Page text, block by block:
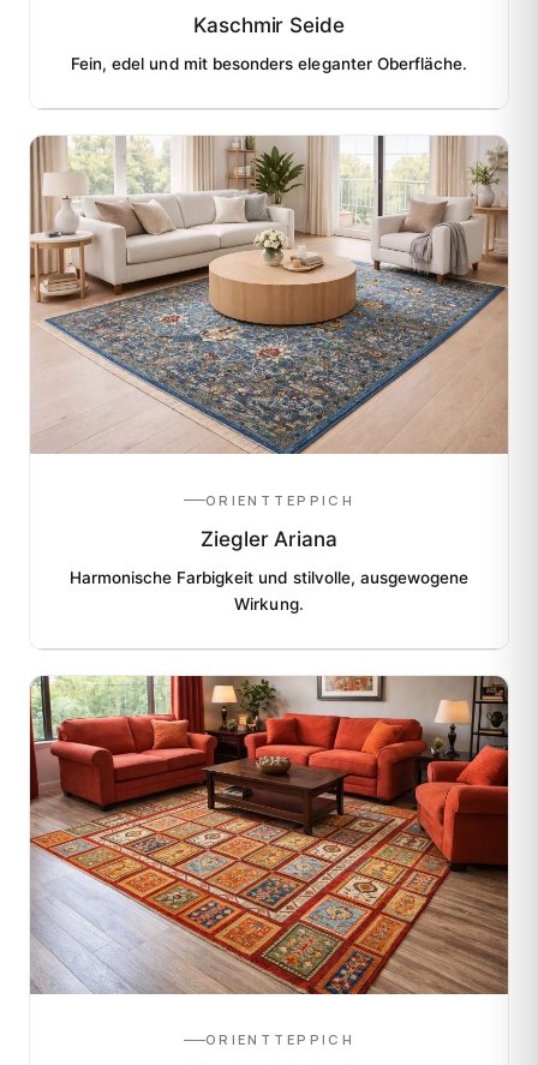
Kaschmir Seide
Fein, edel und mit besonders eleganter Oberfläche.
ORIENTTEPPICH
Ziegler Ariana
Harmonische Farbigkeit und stilvolle, ausgewogene
Wirkung.
ORIENTTEPPICH